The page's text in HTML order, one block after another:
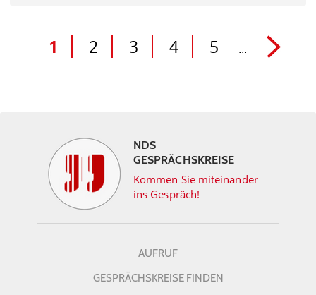
1 2 3 4 5 ...
NDS
GESPRÄCHSKREISE
Kommen Sie miteinander
ins Gespräch!
AUFRUF
GESPRÄCHSKREISE FINDEN